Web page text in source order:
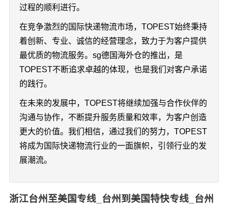
过程的顺利进行。
在竞争激烈的国际快递物流市场，TOPEST始终秉持
着创新、专业、诚信的经营理念，致力于为客户提供
最优质的物流服务。sg德国海外仓的推出，是
TOPEST不断追求卓越的体现，也是我们对客户承诺
的践行。
在未来的发展中，TOPEST将继续加强与合作伙伴的
沟通与协作，不断提升服务质量和效率，为客户创造
更大的价值。我们相信，通过我们的努力，TOPEST
将成为国际快递物流行业的一面旗帜，引领行业的发
展潮流。
浙江台州至美国专线_台州到美国特快专线_台州